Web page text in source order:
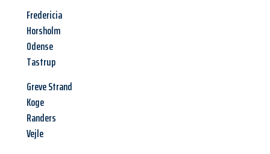
Fredericia
Horsholm
Odense
Tastrup
Greve Strand
Koge
Randers
Vejle